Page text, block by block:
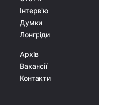
Інтерв'ю
Думки
Лонгріди
Архів
Вакансії
Контакти